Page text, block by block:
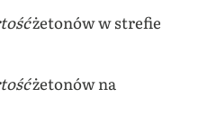
żetonów w strefie
żetonów na